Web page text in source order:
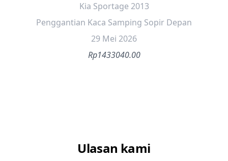
Kia Sportage 2013
Penggantian Kaca Samping Sopir Depan
29 Mei 2026
Rp1433040.00
Ulasan kami